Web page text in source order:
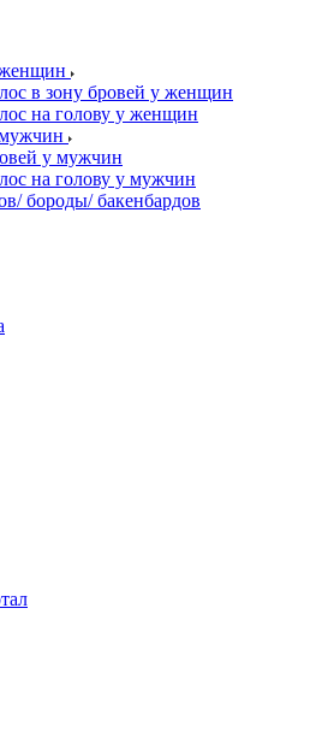
женщин
в зону бровей у женщин
на голову у женщин
у мужчин
на голову у мужчин
бороды/ бакенбардов